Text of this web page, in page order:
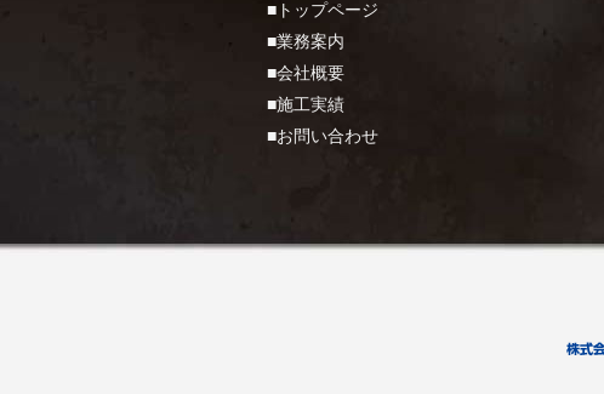
■トップページ
■業務案内
■会社概要
■施工実績
■お問い合わせ